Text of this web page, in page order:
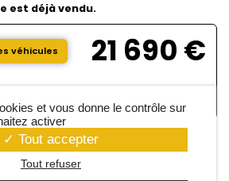
est déjà vendu.
véhicules 21 690 €
du véhicule
et vous donne le contrôle sur
activer
Tout accepter
Tout refuser